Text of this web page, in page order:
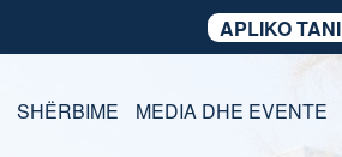
APLIKO TANI
SHËRBIME MEDIA DHE EVENTE